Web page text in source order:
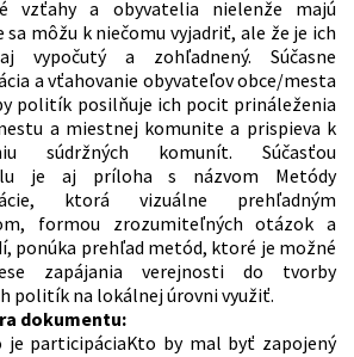
vzťahy a obyvatelia nielenže majú
sa môžu k niečomu vyjadriť, ale že je ich
vypočutý a zohľadnený. Súčasne
a vťahovanie obyvateľov obce/mesta
politík posilňuje ich pocit prináleženia
a miestnej komunite a prispieva k
súdržných komunít. Súčasťou
je aj príloha s názvom Metódy
ktorá vizuálne prehľadným
formou zrozumiteľných otázok a
ponúka prehľad metód, ktoré je možné
zapájania verejnosti do tvorby
politík na lokálnej úrovni využiť.
dokumentu:
je participáciaKto by mal byť zapojený